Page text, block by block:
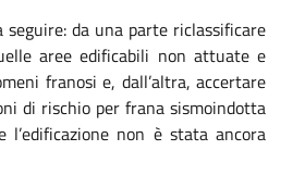
da una parte riclassificare
aree edificabili non attuate e
franosi e, dall’altra, accertare
di rischio per frana sismoindotta
l’edificazione non è stata ancora